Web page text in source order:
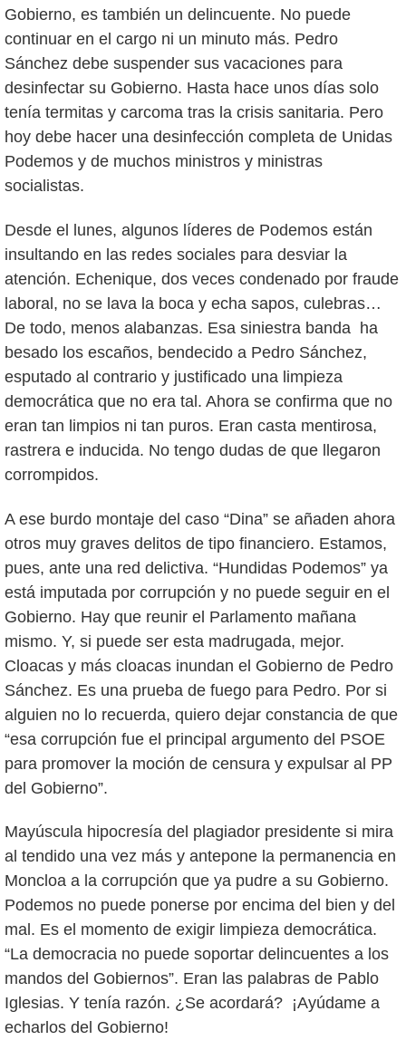
Gobierno, es también un delincuente. No puede
continuar en el cargo ni un minuto más. Pedro
Sánchez debe suspender sus vacaciones para
desinfectar su Gobierno. Hasta hace unos días solo
tenía termitas y carcoma tras la crisis sanitaria. Pero
hoy debe hacer una desinfección completa de Unidas
Podemos y de muchos ministros y ministras
socialistas.
Desde el lunes, algunos líderes de Podemos están
insultando en las redes sociales para desviar la
atención. Echenique, dos veces condenado por fraude
laboral, no se lava la boca y echa sapos, culebras…
De todo, menos alabanzas. Esa siniestra banda ha
besado los escaños, bendecido a Pedro Sánchez,
esputado al contrario y justificado una limpieza
democrática que no era tal. Ahora se confirma que no
eran tan limpios ni tan puros. Eran casta mentirosa,
rastrera e inducida. No tengo dudas de que llegaron
corrompidos.
A ese burdo montaje del caso “Dina” se añaden ahora
otros muy graves delitos de tipo financiero. Estamos,
pues, ante una red delictiva. “Hundidas Podemos” ya
está imputada por corrupción y no puede seguir en el
Gobierno. Hay que reunir el Parlamento mañana
mismo. Y, si puede ser esta madrugada, mejor.
Cloacas y más cloacas inundan el Gobierno de Pedro
Sánchez. Es una prueba de fuego para Pedro. Por si
alguien no lo recuerda, quiero dejar constancia de que
“esa corrupción fue el principal argumento del PSOE
para promover la moción de censura y expulsar al PP
del Gobierno”.
Mayúscula hipocresía del plagiador presidente si mira
al tendido una vez más y antepone la permanencia en
Moncloa a la corrupción que ya pudre a su Gobierno.
Podemos no puede ponerse por encima del bien y del
mal. Es el momento de exigir limpieza democrática.
“La democracia no puede soportar delincuentes a los
mandos del Gobiernos”. Eran las palabras de Pablo
Iglesias. Y tenía razón. ¿Se acordará? ¡Ayúdame a
echarlos del Gobierno!